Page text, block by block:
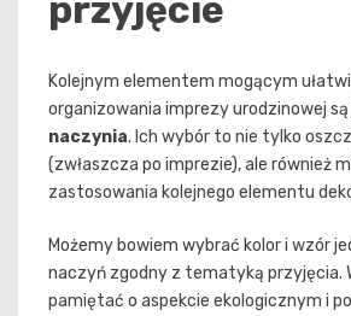
przyjęcie
Kolejnym elementem mogącym
organizowania imprezy urodzinowej są
naczynia. Ich wybór to nie tylko
(zwłaszcza po imprezie), ale również
zastosowania kolejnego elementu
Możemy bowiem wybrać kolor i wzór
naczyń zgodny z tematyką przyjęcia.
pamiętać o aspekcie ekologicznym i